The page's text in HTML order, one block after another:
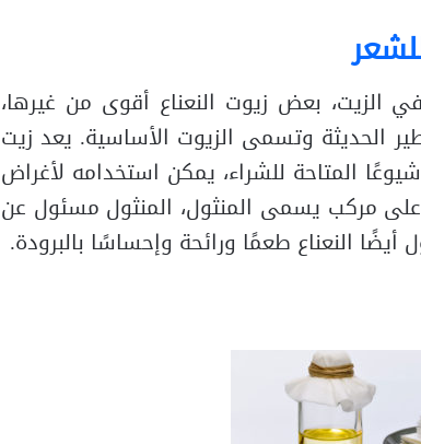
الزيت، بعض زيوت النعناع أقوى من غيرها،
الحديثة وتسمى الزيوت الأساسية. يعد زيت
شيوعًا المتاحة للشراء، يمكن استخدامه لأغراض
على مركب يسمى المنثول، المنثول مسئول عن
أيضًا النعناع طعمًا ورائحة وإحساسًا بالبرودة.